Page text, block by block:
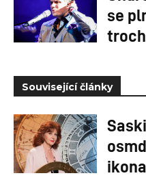
se
Související články